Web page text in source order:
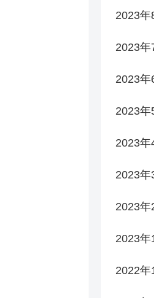
2023年
2023年
2023年
2023年
2023年
2023年
2023年
2023年
2022年